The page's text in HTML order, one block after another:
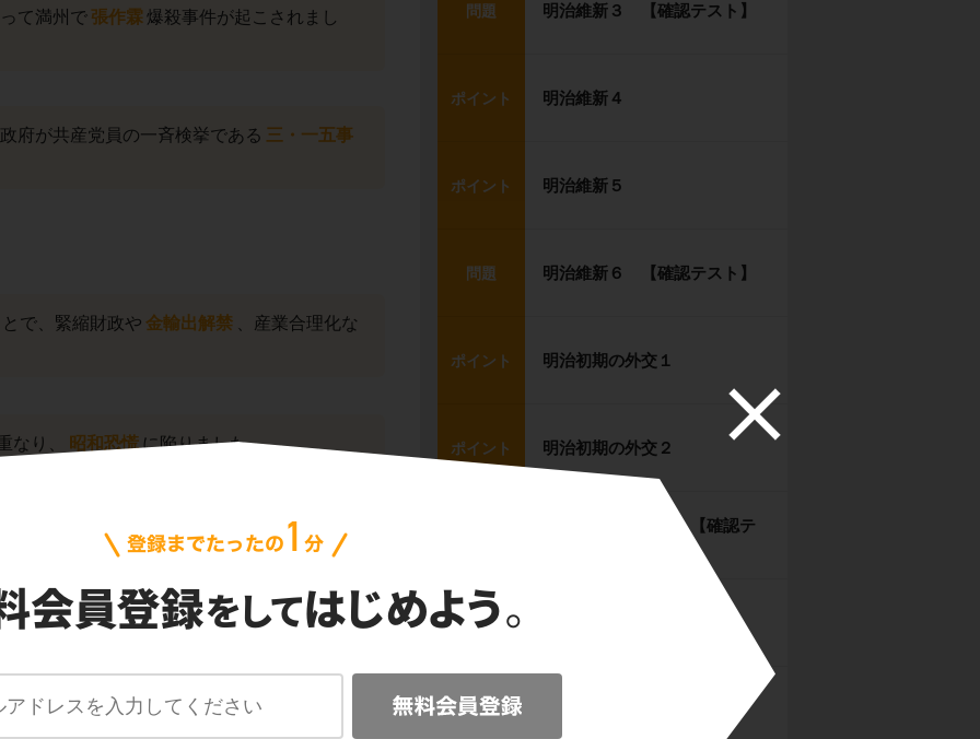
て満州で 張作霖 爆殺事件が起こされまし
府が共産党員の一斉検挙である 三・一五事
で、緊縮財政や 金輸出解禁 、産業合理化な
なり、 昭和恐慌に陥りました。
問題 明治維新３ 【確認テスト】
ポイント 明治維新４
ポイント 明治維新５
問題 明治維新６ 【確認テスト】
ポイント 明治初期の外交１
ポイント 明治初期の外交２
明治初期の外交３ 【確認テ
ポイント
ポイント